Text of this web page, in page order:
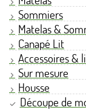
Sommiers
Matelas &
Canapé Lit
Accessoires &
Sur mesure
Housse
Découpe de